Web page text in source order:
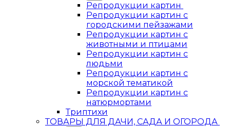
Репродукции картин
Репродукции картин с
городскими пейзажами
Репродукции картин с
животными и птицами
Репродукции картин с
людьми
Репродукции картин с
морской тематикой
Репродукции картин с
натюрмортами
Триптихи
ТОВАРЫ ДЛЯ ДАЧИ, САДА И ОГОРОДА